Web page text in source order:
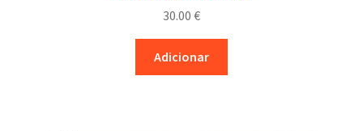
30.00 €
Adicionar